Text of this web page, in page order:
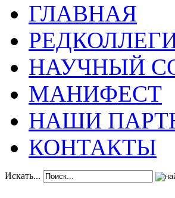
ГЛАВНАЯ
НАУЧНЫЙ
МАНИФЕСТ
НАШИ
КОНТАКТЫ
Искать...